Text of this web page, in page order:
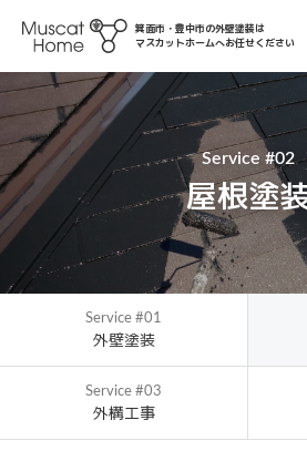
箕面市・豊中市の外壁塗装は
マスカットホームへお任せください
Service #02
屋根塗
Service #01
外壁塗装
Service #03
外構工事